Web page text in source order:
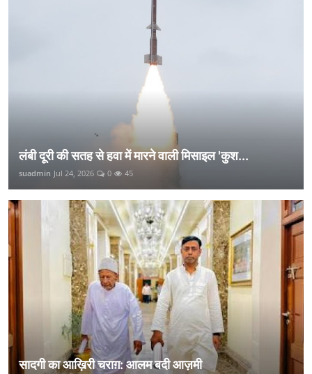
लंबी दूरी की सतह से हवा में मारने वाली मिसाइल 'कुश...
suadmin Jul 24, 2026 0 45
सादगी का आख़िरी चराग़: आलम बदी आज़मी